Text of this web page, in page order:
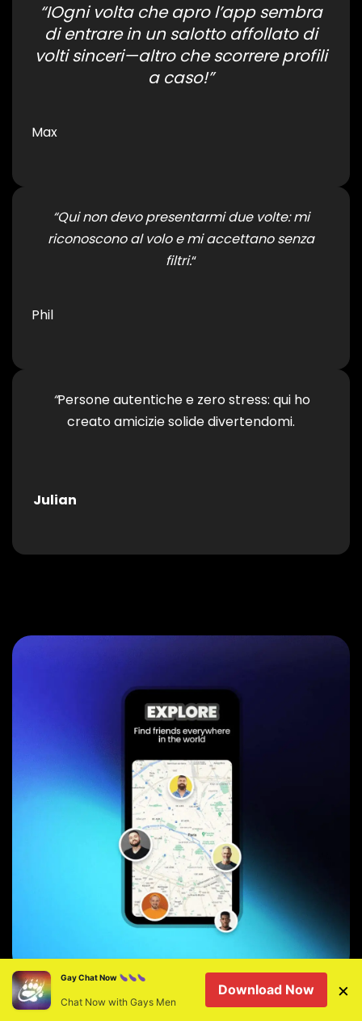
“IOgni volta che apro l’app sembra
di entrare in un salotto affollato di
volti sinceri—altro che scorrere profili
a caso!”
Max
“Qui non devo presentarmi due volte: mi
riconoscono al volo e mi accettano senza
filtri.“
Phil
“Persone autentiche e zero stress: qui ho
creato amicizie solide divertendomi.
Julian
Consigli per avere
Gay Chat Now
Chat Now with Gays Men
Download Now ×